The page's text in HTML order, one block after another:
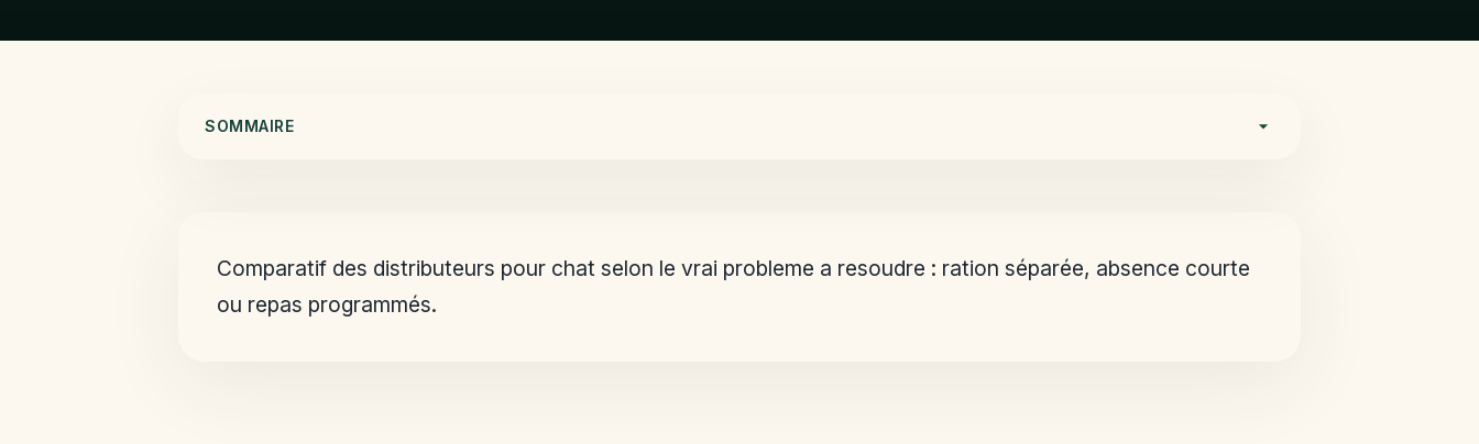
SOMMAIRE
Comparatif des distributeurs pour chat selon le vrai probleme a resoudre : ration séparée, absence courte
ou repas programmés.